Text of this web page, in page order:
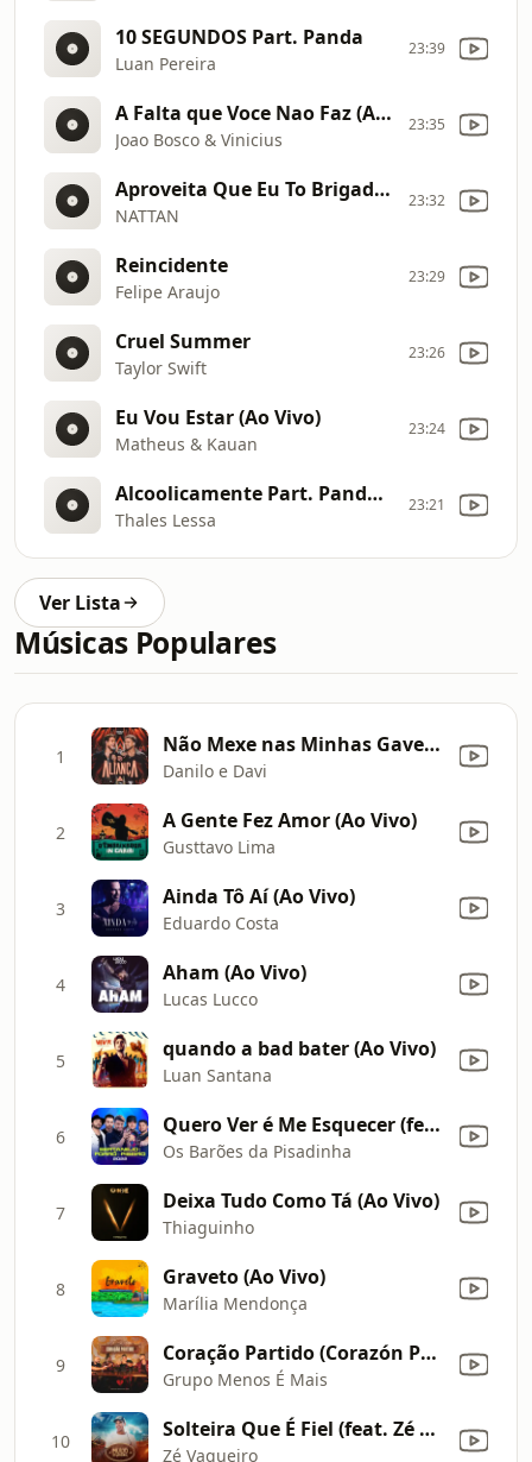
10 SEGUNDOS Part. Panda
Luan Pereira
23:39
A Falta que Voce Nao Faz (Ao Vivo)
Joao Bosco & Vinicius
23:35
Aproveita Que Eu To Brigado Part. Ze Vaqueiro (Ao Vivo)
NATTAN
23:32
Reincidente
Felipe Araujo
23:29
Cruel Summer
Taylor Swift
23:26
Eu Vou Estar (Ao Vivo)
Matheus & Kauan
23:24
Alcoolicamente Part. Panda (Ao Vivo)
Thales Lessa
23:21
Ver Lista
Músicas Populares
1 Não Mexe nas Minhas Gavetas (Ao Vivo)
Danilo e Davi
2 A Gente Fez Amor (Ao Vivo)
Gusttavo Lima
3 Ainda Tô Aí (Ao Vivo)
Eduardo Costa
4 Aham (Ao Vivo)
Lucas Lucco
5 quando a bad bater (Ao Vivo)
Luan Santana
6 Quero Ver é Me Esquecer (feat. Jorge) [Ao Vivo]
Os Barões da Pisadinha
7 Deixa Tudo Como Tá (Ao Vivo)
Thiaguinho
8 Graveto (Ao Vivo)
Marília Mendonça
9 Coração Partido (Corazón Partío) [Ao Vivo]
Grupo Menos É Mais
10 Solteira Que É Fiel (feat. Zé Felipe) [Ao Vivo em Caruaru]
Zé Vaqueiro